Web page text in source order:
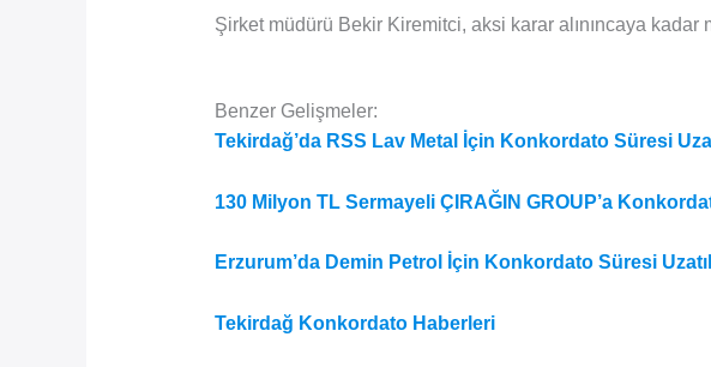
Şirket müdürü Bekir Kiremitci, aksi karar alınıncaya kadar
Benzer Gelişmeler:
Tekirdağ’da RSS Lav Metal İçin Konkordato Süresi
130 Milyon TL Sermayeli ÇIRAĞIN GROUP’a
Erzurum’da Demin Petrol İçin Konkordato Süresi
Tekirdağ Konkordato Haberleri